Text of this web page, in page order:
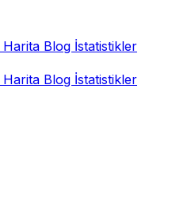
Harita Blog İstatistikler
Harita Blog İstatistikler